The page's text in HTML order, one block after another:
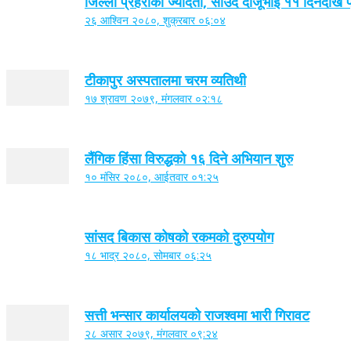
२६ आश्विन २०८०, शुक्रबार ०६:०४
टीकापुर अस्पतालमा चरम व्यतिथी
१७ श्रावण २०७९, मंगलवार ०२:१८
लैंगिक हिंसा विरुद्धको १६ दिने अभियान शुरु
१० मंसिर २०८०, आईतवार ०१:२५
सांसद बिकास कोषको रकमको दुरुपयोग
१८ भाद्र २०८०, सोमबार ०६:२५
सत्ती भन्सार कार्यालयको राजश्वमा भारी गिरावट
२८ असार २०७९, मंगलवार ०९:२४